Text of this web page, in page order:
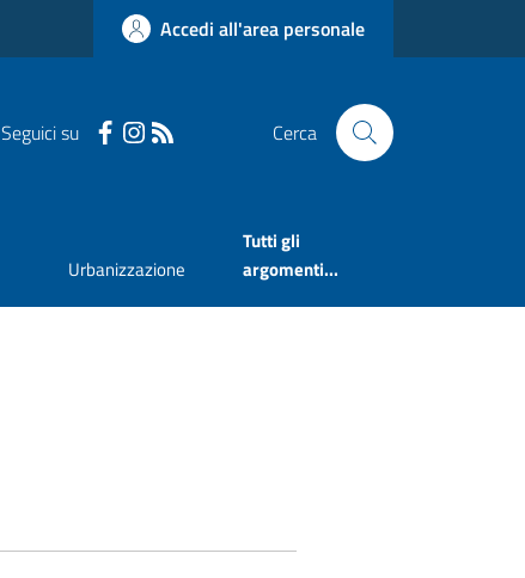
Accedi all'area personale
Seguici su Cerca
Urbanizzazione
Tutti gli
argomenti...